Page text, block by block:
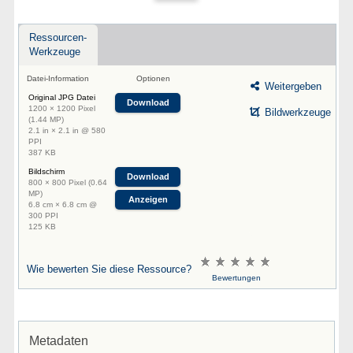
Ressourcen-
Werkzeuge
Datei-Information Optionen
Original JPG Datei
1200 × 1200 Pixel
(1.44 MP)
2.1 in × 2.1 in @ 580
PPI
387 KB
Download
Bildschirm
800 × 800 Pixel (0.64
MP)
6.8 cm × 6.8 cm @
300 PPI
125 KB
Download
Anzeigen
Weitergeben
Bildwerkzeuge
Wie bewerten Sie diese Ressource?
Bewertungen
Metadaten